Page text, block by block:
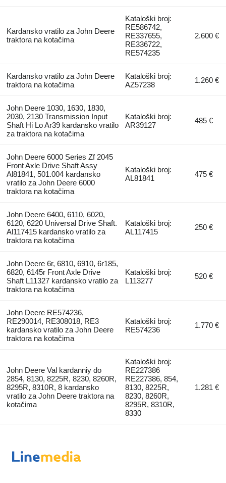
Kardansko vratilo za John Deere
traktora na kotačima
Kataloški broj:
RE586742,
RE337655,
RE336722,
RE574235
2.600 €
Kardansko vratilo za John Deere
traktora na kotačima
Kataloški broj:
AZ57238
1.260 €
John Deere 1030, 1630, 1830,
2030, 2130 Transmission Input
Shaft Hi Lo Ar39 kardansko vratilo
za traktora na kotačima
Kataloški broj:
AR39127
485 €
John Deere 6000 Series Zf 2045
Front Axle Drive Shaft Assy
Al81841, 501.004 kardansko
vratilo za John Deere 6000
traktora na kotačima
Kataloški broj:
AL81841
475 €
John Deere 6400, 6110, 6020,
6120, 6220 Universal Drive Shaft.
Al117415 kardansko vratilo za
traktora na kotačima
Kataloški broj:
AL117415
250 €
John Deere 6r, 6810, 6910, 6r185,
6820, 6145r Front Axle Drive
Shaft L11327 kardansko vratilo za
traktora na kotačima
Kataloški broj:
L113277
520 €
John Deere RE574236,
RE290014, RE308018, RE3
kardansko vratilo za John Deere
traktora na kotačima
Kataloški broj:
RE574236
1.770 €
John Deere Val kardanniy do
2854, 8130, 8225R, 8230, 8260R,
8295R, 8310R, 8 kardansko
vratilo za John Deere traktora na
kotačima
Kataloški broj:
RE227386
RE227386, 854,
8130, 8225R,
8230, 8260R,
8295R, 8310R,
8330
1.281 €